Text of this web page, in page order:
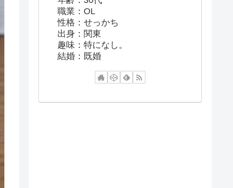
職業：OL
性格：せっかち
出身：関東
趣味：特になし。
結婚：既婚